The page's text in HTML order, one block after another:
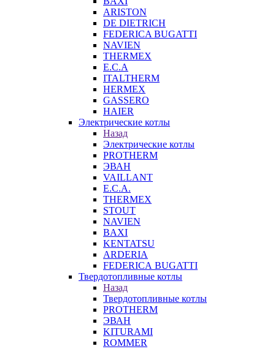
ARISTON
DE DIETRICH
FEDERICA BUGATTI
NAVIEN
THERMEX
E.C.A
ITALTHERM
HERMEX
GASSERO
HAIER
Электрические котлы
Назад
Электрические котлы
PROTHERM
ЭВАН
VAILLANT
E.C.A.
THERMEX
STOUT
NAVIEN
BAXI
KENTATSU
ARDERIA
FEDERICА BUGATTI
Твердотопливные котлы
Назад
Твердотопливные котлы
PROTHERM
ЭВАН
KITURAMI
ROMMER